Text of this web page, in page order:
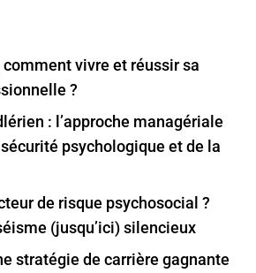
vivre et réussir sa
?
: l’approche managériale
psychologique et de la
de risque psychosocial ?
(jusqu’ici) silencieux
stratégie de carrière gagnante